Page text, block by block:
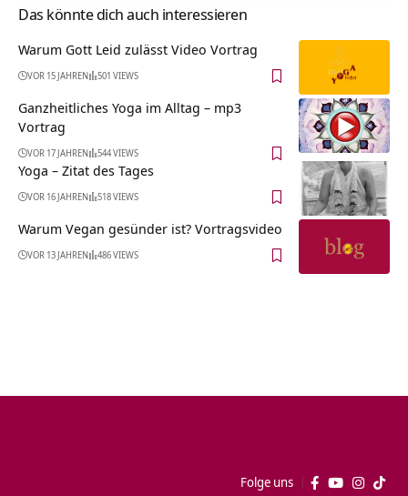
Das könnte dich auch interessieren
Warum Gott Leid zulässt Video Vortrag
VOR 15 JAHREN 501 VIEWS
Ganzheitliches Yoga im Alltag – mp3
Vortrag
VOR 17 JAHREN 544 VIEWS
Yoga – Zitat des Tages
VOR 16 JAHREN 518 VIEWS
Warum Vegan gesünder ist? Vortragsvideo
VOR 13 JAHREN 486 VIEWS
Folge uns